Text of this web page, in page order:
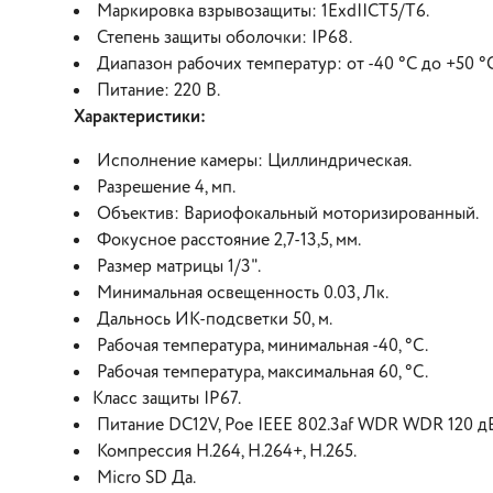
Маркировка взрывозащиты: 1ExdIICT5/Т6.
Степень защиты оболочки: IP68.
Диапазон рабочих температур: от -40 °C до +50
Питание: 220 В.
Характеристики:
Исполнение камеры: Циллиндрическая.
Разрешение 4, мп.
Объектив: Вариофокальный моторизированный.
Фокусное расстояние 2,7-13,5, мм.
Размер матрицы 1/3".
Минимальная освещенность 0.03, Лк.
Дальнось ИК-подсветки 50, м.
Рабочая температура, минимальная -40, °С.
Рабочая температура, максимальная 60, °С.
Класс защиты IP67.
Питание DC12V, Poe IEEE 802.3af WDR WDR 120
Компрессия H.264, H.264+, H.265.
Micro SD Да.